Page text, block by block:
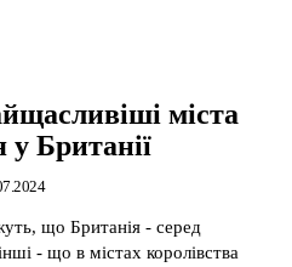
міста
у Британії
що Британія - серед
- що в містах королівства